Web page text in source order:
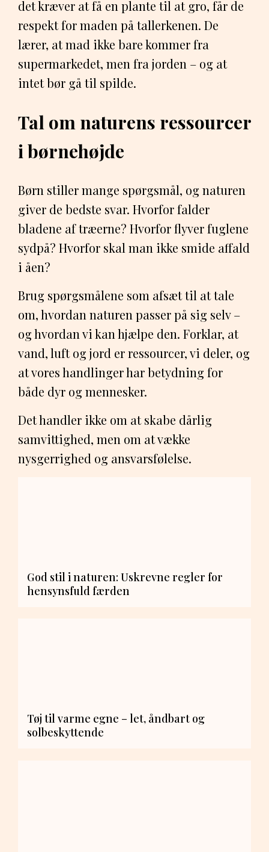
det kræver at få en plante til at gro, får de
respekt for maden på tallerkenen. De
lærer, at mad ikke bare kommer fra
supermarkedet, men fra jorden – og at
intet bør gå til spilde.
Tal om naturens ressourcer
i børnehøjde
Børn stiller mange spørgsmål, og naturen
giver de bedste svar. Hvorfor falder
bladene af træerne? Hvorfor flyver fuglene
sydpå? Hvorfor skal man ikke smide affald
i åen?
Brug spørgsmålene som afsæt til at tale
om, hvordan naturen passer på sig selv –
og hvordan vi kan hjælpe den. Forklar, at
vand, luft og jord er ressourcer, vi deler, og
at vores handlinger har betydning for
både dyr og mennesker.
Det handler ikke om at skabe dårlig
samvittighed, men om at vække
nysgerrighed og ansvarsfølelse.
God stil i naturen: Uskrevne regler for
hensynsfuld færden
Tøj til varme egne – let, åndbart og
solbeskyttende